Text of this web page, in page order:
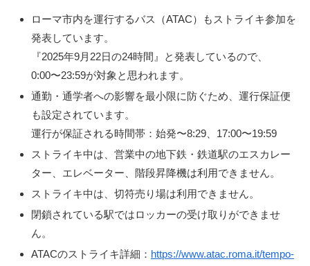
ローマ市内を運行するバス（ATAC）もストライキ参加を
発表しています。
『2025年9月22日の24時間』と発表しているので、
0:00〜23:59が対象と思われます。
通勤・通学者への影響を最小限に防ぐため、運行保証便
も設定されています。
運行が保証される時間帯：始発〜8:29、17:00〜19:59
ストライキ中は、営業中の地下鉄・鉄道駅のエスカレー
ター、エレベーター、階段昇降機は利用できません。
ストライキ中は、切符売り場は利用できません。
閉鎖されている駅ではロッカーの受け取りができませ
ん。
ATACのストライキ詳細： https://www.atac.roma.it/tempo-